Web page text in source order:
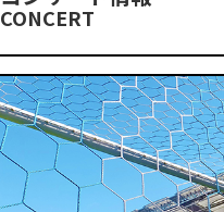
CONCERT